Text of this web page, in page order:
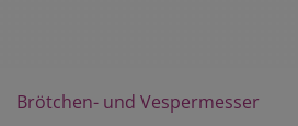
Brötchen- und Vespermesser